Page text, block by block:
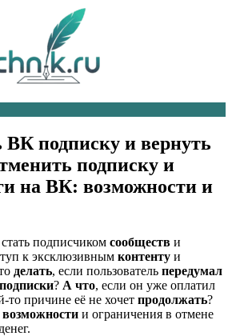
подписку и вернуть
подписку и
на ВК: возможности и
подписчиком сообществ и
к эксклюзивным контенту и
делать, если пользователь передумал
? А что, если он уже оплатил
то причине её не хочет продолжать?
возможности и ограничения в отмене